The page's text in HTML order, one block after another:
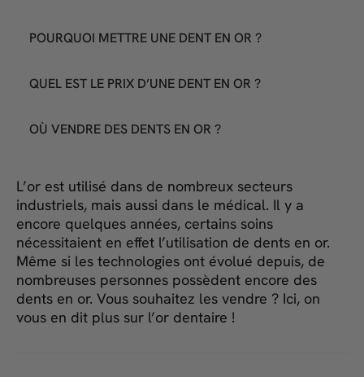
POURQUOI METTRE UNE DENT EN OR ?
QUEL EST LE PRIX D’UNE DENT EN OR ?
OÙ VENDRE DES DENTS EN OR ?
L’or est utilisé dans de nombreux secteurs
industriels, mais aussi dans le médical. Il y a
encore quelques années, certains soins
nécessitaient en effet l’utilisation de dents en or.
Même si les technologies ont évolué depuis, de
nombreuses personnes possèdent encore des
dents en or. Vous souhaitez les vendre ? Ici, on
vous en dit plus sur l’or dentaire !